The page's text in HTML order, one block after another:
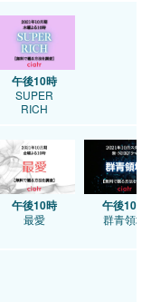
午後10時
SUPER
RICH
午後10時
最愛
午後10時
群青領域